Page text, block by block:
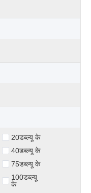
20डब्ल्यू के
40डब्ल्यू के
75डब्ल्यू के
100डब्ल्यू
के